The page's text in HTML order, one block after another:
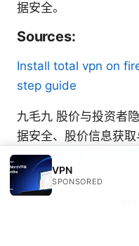
据安全。
Sources:
Install total vpn on
step guide
九毛九 股价与投资者
据安全、股价信息获
器：全面指南、评测与
全性
VPN
SPONSORED